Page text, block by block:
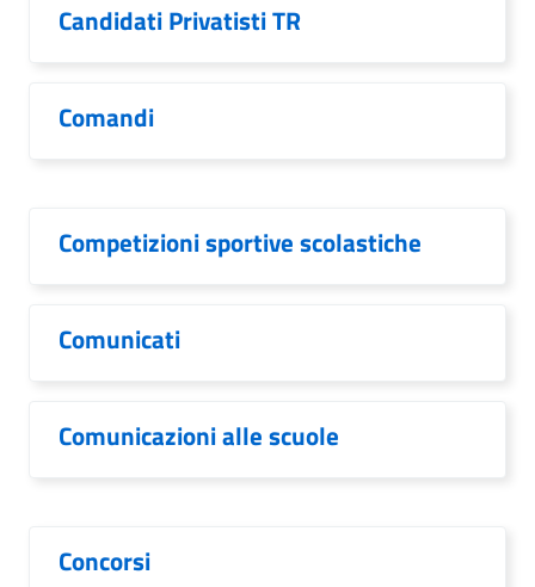
Candidati Privatisti TR
Comandi
Competizioni sportive scolastiche
Comunicati
Comunicazioni alle scuole
Concorsi